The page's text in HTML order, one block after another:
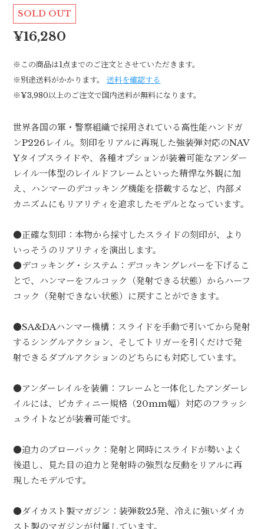
¥16,280
SOLD OUT
※この商品は1点までのご注文とさせていただきます。
※別途送料がかかります。
送料を確認する
※¥3,980以上のご注文で国内送料が無料になります。
世界各国の軍・警察組織で採用されている高性能ハンドガ
ンP226レイル。刻印をリアルに再現した強装弾対応のNAV
Yタイプスライドや、各種オプションが装着可能なアンダー
レイル一体型のレイルドフレームといった精悍な外観に加
え、ハンマーのデコッキング機能を搭載するなど、内部メ
カニズムにもリアリティを追求したモデルとなっています。
●正確な刻印：本物から採寸したスライドの刻印が、より
いっそうのリアリティを演出します。
●デコッキング・システム：デコッキングレバーを下げるこ
とで、ハンマーをフルコック（発射できる状態）からハーフ
コック（発射できない状態）に戻すことができます。
●SA&DAハンマー機構：スライドを手動で引いてから発射
するシングルアクション、そしてトリガーを引くだけで発
射できるダブルアクションのどちらにも対応しています。
●アンダーレイルを装備：フレームと一体化したアンダーレ
イルには、ピカティニー規格（20mm幅）対応のフラッシ
ュライトなどが装着可能です。
●迫力のブローバック：発射と同時にスライドが勢いよく
後退し、見た目の迫力と発射時の強烈な反動をリアルに再
現したモデルです。
●ダイカスト製マガジン：装弾数25発、冷えに強いダイカ
スト製のマガジンが付属しています。